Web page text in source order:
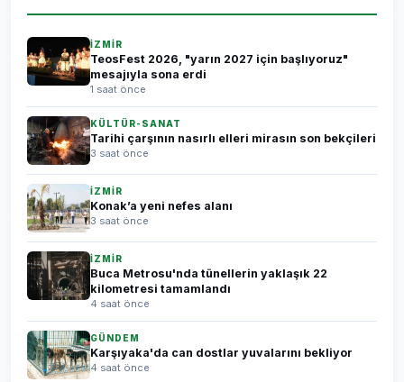
İZMİR
TeosFest 2026, "yarın 2027 için başlıyoruz"
mesajıyla sona erdi
1 saat önce
KÜLTÜR-SANAT
Tarihi çarşının nasırlı elleri mirasın son bekçileri
3 saat önce
İZMİR
Konak’a yeni nefes alanı
3 saat önce
İZMİR
Buca Metrosu'nda tünellerin yaklaşık 22
kilometresi tamamlandı
4 saat önce
GÜNDEM
Karşıyaka'da can dostlar yuvalarını bekliyor
4 saat önce